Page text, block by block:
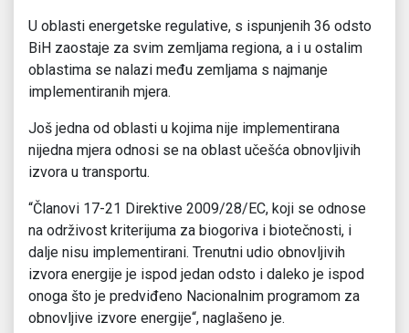
U oblasti energetske regulative, s ispunjenih 36 odsto
BiH zaostaje za svim zemljama regiona, a i u ostalim
oblastima se nalazi među zemljama s najmanje
implementiranih mjera.
Još jedna od oblasti u kojima nije implementirana
nijedna mjera odnosi se na oblast učešća obnovljivih
izvora u transportu.
“Članovi 17-21 Direktive 2009/28/EC, koji se odnose
na održivost kriterijuma za biogoriva i biotečnosti, i
dalje nisu implementirani. Trenutni udio obnovljivih
izvora energije je ispod jedan odsto i daleko je ispod
onoga što je predviđeno Nacionalnim programom za
obnovljive izvore energije“, naglašeno je.